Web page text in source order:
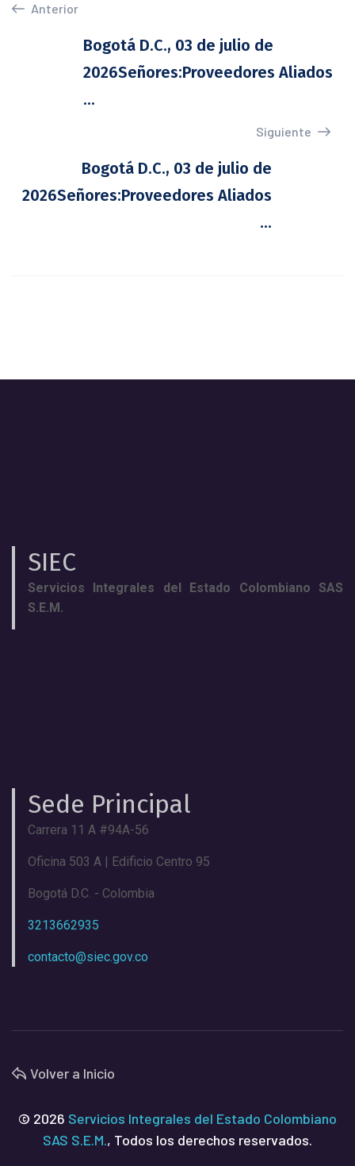
Anterior
Bogotá D.C., 03 de julio de
2026Señores:Proveedores Aliados
...
Siguiente
Bogotá D.C., 03 de julio de
2026Señores:Proveedores Aliados
...
SIEC
Servicios Integrales del Estado Colombiano SAS
S.E.M.
Sede Principal
Carrera 11 A #94A-56
Oficina 503 A | Edificio Centro 95
Bogotá D.C. - Colombia
3213662935
contacto@siec.gov.co
Volver a Inicio
© 2026 Servicios Integrales del Estado Colombiano
SAS S.E.M., Todos los derechos reservados.